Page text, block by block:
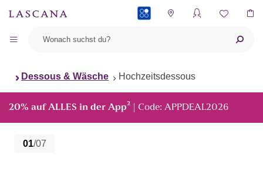
Dessous & Wäsche Hochzeitsdessous
20% auf ALLES in der App² | Code: APPDEAL2026
01/07